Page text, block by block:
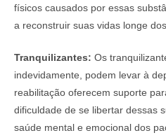
físicos causados por essas
a reconstruir suas vidas longe
Tranquilizantes: Os
indevidamente, podem levar à
reabilitação oferecem suporte
dificuldade de se libertar dessas
saúde mental e emocional dos